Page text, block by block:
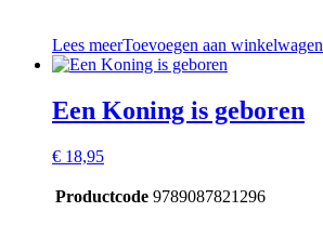
Lees meerToevoegen aan winkelwagen
Een Koning is geboren
€ 18,95
Productcode 9789087821296